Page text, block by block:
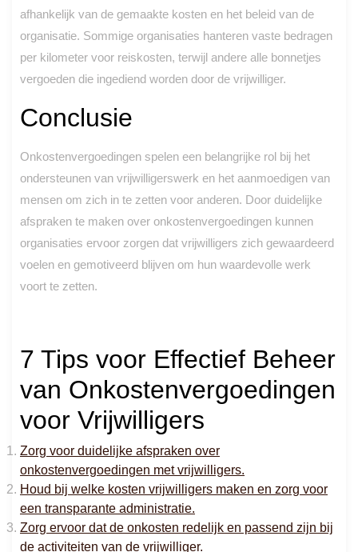
afhankelijk van de gemaakte kosten en het beleid van de
organisatie. Sommige organisaties hanteren vaste bedragen
per kilometer voor reiskosten, terwijl andere alle bonnetjes
vergoeden die ingediend worden door de vrijwilliger.
Conclusie
Onkostenvergoedingen spelen een belangrijke rol bij het
ondersteunen van vrijwilligerswerk en het aanmoedigen van
mensen om zich in te zetten voor anderen. Door duidelijke
afspraken te maken over onkostenvergoedingen kunnen
organisaties ervoor zorgen dat vrijwilligers zich gewaardeerd
voelen en gemotiveerd blijven om hun waardevolle werk
voort te zetten.
7 Tips voor Effectief Beheer
van Onkostenvergoedingen
voor Vrijwilligers
Zorg voor duidelijke afspraken over
onkostenvergoedingen met vrijwilligers.
Houd bij welke kosten vrijwilligers maken en zorg voor
een transparante administratie.
Zorg ervoor dat de onkosten redelijk en passend zijn bij
de activiteiten van de vrijwilliger.